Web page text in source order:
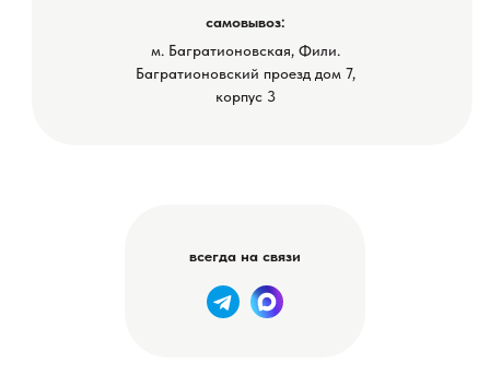
м. Багратионовская, Фили.
Багратионовский проезд дом 7,
корпус 3
самовывоз:
всегда на связи